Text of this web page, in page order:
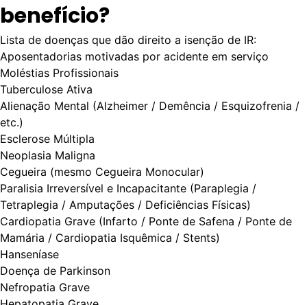
benefício?
Lista de doenças que dão direito a isenção de IR:
Aposentadorias motivadas por acidente em serviço
Moléstias Profissionais
Tuberculose Ativa
Alienação Mental (Alzheimer / Demência / Esquizofrenia /
etc.)
Esclerose Múltipla
Neoplasia Maligna
Cegueira (mesmo Cegueira Monocular)
Paralisia Irreversível e Incapacitante (Paraplegia /
Tetraplegia / Amputações / Deficiências Físicas)
Cardiopatia Grave (Infarto / Ponte de Safena / Ponte de
Mamária / Cardiopatia Isquêmica / Stents)
Hanseníase
Doença de Parkinson
Nefropatia Grave